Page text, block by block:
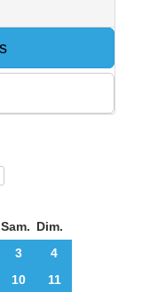
Sam. Dim.
3
4
10
11